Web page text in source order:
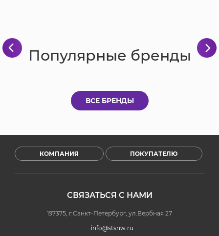
Популярные бренды
ВСЕ БРЕНДЫ
КОМПАНИЯ ПОКУПАТЕЛЮ
СВЯЗАТЬСЯ С НАМИ
197375, г.Санкт-Петербург, ул.Вербная 27
info@stsnw.ru